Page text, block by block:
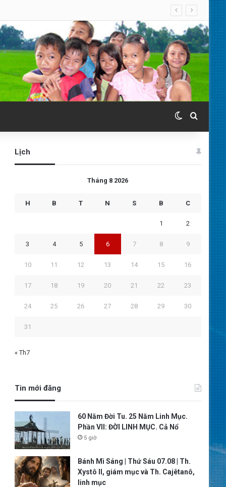
Switch skin
Search
Lịch
Tháng 8 2026
H B T N S B C
1 2
3 4 5 6 7 8 9
10 11 12 13 14 15 16
17 18 19 20 21 22 23
24 25 26 27 28 29 30
31
« Th7
Tin mới đăng
60 Năm Đời Tu. 25 Năm Linh Mục.
Phần VII: ĐỜI LINH MỤC. Cả Nổ
5 giờ
Bánh Mì Sáng | Thứ Sáu 07.08 | Th.
Xystô II, giám mục và Th. Cajêtanô,
linh mục